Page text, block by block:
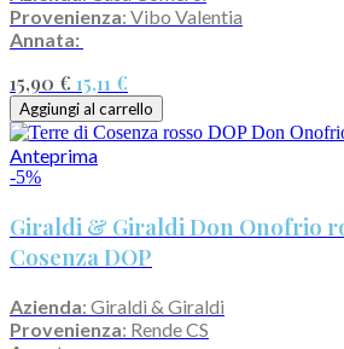
Provenienza: Vibo Valentia
Annata:
15,90 € 15,11 €
Aggiungi al carrello
Anteprima
-5%
Giraldi & Giraldi Don Onofrio
Cosenza DOP
Azienda: Giraldi & Giraldi
Provenienza: Rende CS